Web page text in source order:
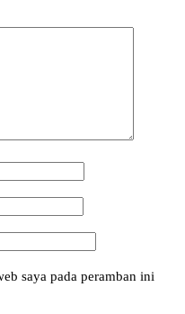
saya pada peramban ini